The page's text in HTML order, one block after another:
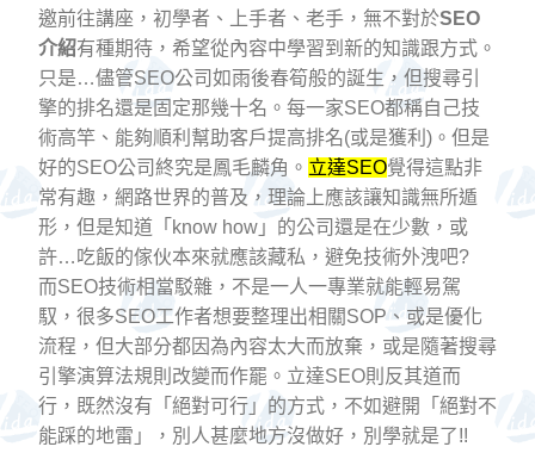
邀前往講座，初學者、上手者、老手，無不對於SEO
介紹有種期待，希望從內容中學習到新的知識跟方式。
只是…儘管SEO公司如雨後春筍般的誕生，但搜尋引
擎的排名還是固定那幾十名。每一家SEO都稱自己技
術高竿、能夠順利幫助客戶提高排名(或是獲利)。但是
好的SEO公司終究是鳳毛麟角。 立達SEO覺得這點非
常有趣，網路世界的普及，理論上應該讓知識無所遁
形，但是知道「know how」的公司還是在少數，或
許…吃飯的傢伙本來就應該藏私，避免技術外洩吧?
而SEO技術相當駁雜，不是一人一專業就能輕易駕
馭，很多SEO工作者想要整理出相關SOP、或是優化
流程，但大部分都因為內容太大而放棄，或是隨著搜尋
引擎演算法規則改變而作罷。立達SEO則反其道而
行，既然沒有「絕對可行」的方式，不如避開「絕對不
能踩的地雷」，別人甚麼地方沒做好，別學就是了!!